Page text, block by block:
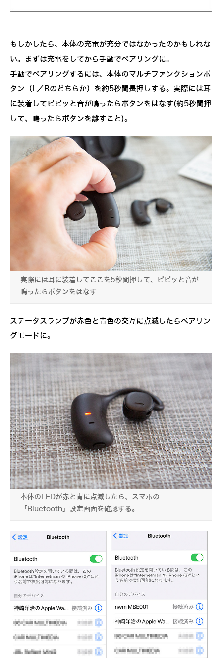
もしかしたら、本体の充電が充分ではなかったのかもしれな
い。まずは充電をしてから手動でペアリングに。
手動でペアリングするには、本体のマルチファンクションボ
タン（L／Rのどちらか）を約5秒間長押しする。実際には耳
に装着してピピッと音が鳴ったらボタンをはなす(約5秒間押
して、鳴ったらボタンを離すこと)。
実際には耳に装着してここを5秒間押して、ピピッと音が
鳴ったらボタンをはなす
ステータスランプが赤色と青色の交互に点滅したらペアリン
グモードに。
本体のLEDが赤と青に点滅したら、スマホの
「Bluetooth」設定画面を確認する。